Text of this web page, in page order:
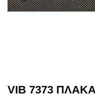
VIB 7373